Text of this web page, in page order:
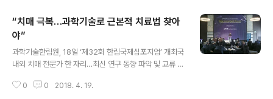
“치매 극복…과학기술로 근본적 치료법 찾아
야”
과학기술한림원, 18일 ‘제32회 한림국제심포지엄’ 개최국
내외 치매 전문가 한 자리…최신 연구 동향 파악 및 교류 인
가 사회적 문제로 대두된 가운데 국내외 전문가들이 관련
0 0 2018. 4. 19.